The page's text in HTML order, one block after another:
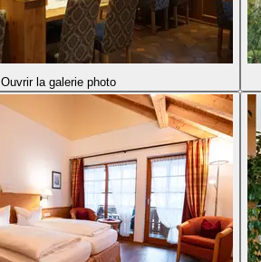
Ouvrir la galerie photo